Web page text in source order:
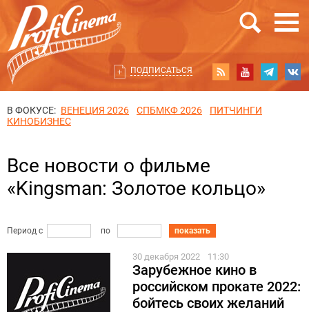
ПОДПИСАТЬСЯ
В ФОКУСЕ: ВЕНЕЦИЯ 2026 СПБМКФ 2026
ПИТЧИНГИ
КИНОБИЗНЕС
Все новости о фильме
«Kingsman: Золотое кольцо»
Период с по показать
30 декабря 2022 11:30
Зарубежное кино в
российском прокате 2022:
бойтесь своих желаний